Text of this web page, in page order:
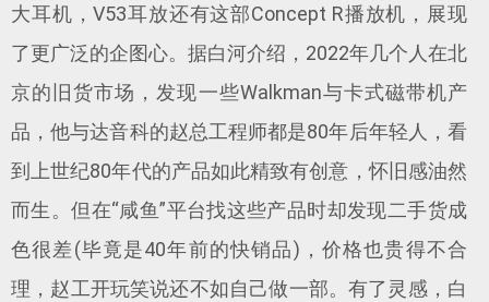
大耳机，V53耳放还有这部Concept R播放机，展现
了更广泛的企图心。据白河介绍，2022年几个人在北
京的旧货市场，发现一些Walkman与卡式磁带机产
品，他与达音科的赵总工程师都是80年后年轻人，看
到上世纪80年代的产品如此精致有创意，怀旧感油然
而生。但在“咸鱼”平台找这些产品时却发现二手货成
色很差(毕竟是40年前的快销品)，价格也贵得不合
理，赵工开玩笑说还不如自己做一部。有了灵感，白